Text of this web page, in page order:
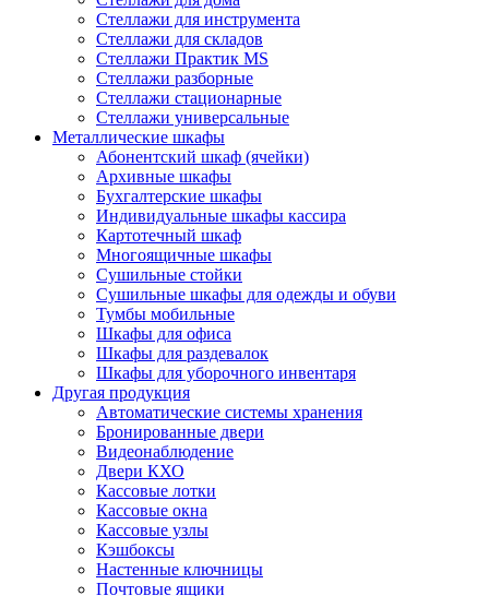
Стеллажи для инструмента
Стеллажи для складов
Стеллажи Практик MS
Стеллажи разборные
Стеллажи стационарные
Стеллажи универсальные
Металлические шкафы
Абонентский шкаф (ячейки)
Архивные шкафы
Бухгалтерские шкафы
Индивидуальные шкафы кассира
Картотечный шкаф
Многоящичные шкафы
Сушильные стойки
Сушильные шкафы для одежды и обуви
Тумбы мобильные
Шкафы для офиса
Шкафы для раздевалок
Шкафы для уборочного инвентаря
Другая продукция
Автоматические системы хранения
Бронированные двери
Видеонаблюдение
Двери КХО
Кассовые лотки
Кассовые окна
Кассовые узлы
Кэшбоксы
Настенные ключницы
Почтовые ящики